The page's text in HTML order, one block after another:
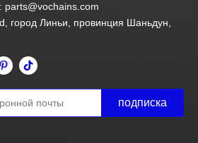
parts@vochains.com
город Линьи, провинция Шаньдун,
подписка